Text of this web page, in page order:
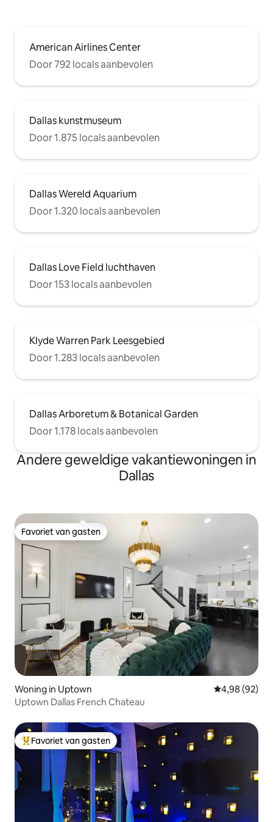
American Airlines Center
Door 792 locals aanbevolen
Dallas kunstmuseum
Door 1.875 locals aanbevolen
Dallas Wereld Aquarium
Door 1.320 locals aanbevolen
Dallas Love Field luchthaven
Door 153 locals aanbevolen
Klyde Warren Park Leesgebied
Door 1.283 locals aanbevolen
Dallas Arboretum & Botanical Garden
Door 1.178 locals aanbevolen
Andere geweldige vakantiewoningen in
Dallas
Favoriet van gasten
Favoriet van gasten
Woning in Uptown Gemiddelde
4,98 (92)
Uptown Dallas French Chateau
Topfavoriet van gasten
Favoriet van gasten